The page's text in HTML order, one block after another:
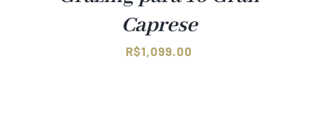
Caprese
R$1,099.00